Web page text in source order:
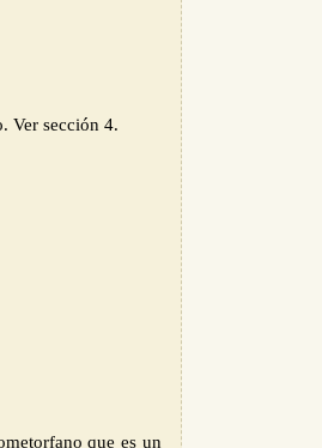
Ver sección 4.
que es un